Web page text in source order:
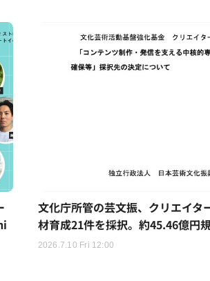
文化庁所管の芸文振、クリエイタ
材育成21件を採択。約45.46億円
2026.7.10 Fri 12:00